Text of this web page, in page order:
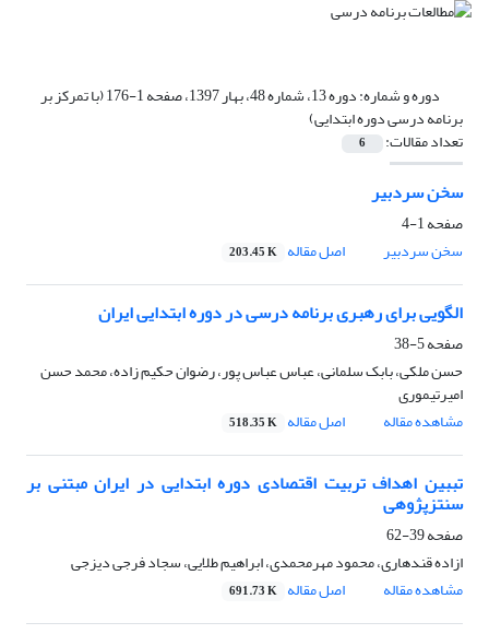
دوره و شماره: دوره 13، شماره 48، بهار 1397، صفحه 1-176 (با تمرکز بر
برنامه درسی دوره ابتدایی)
تعداد مقالات: 6
سخن سردبیر
صفحه1-4
سخن سردبیر
اصل مقاله 203.45 K
الگویی برای رهبری برنامه درسی در دوره ابتدایی ایران
صفحه5-38
حسن ملکی، بابک سلمانی، عباس عباس پور، رضوان حکیم زاده، محمد حسن
امیرتیموری
مشاهده مقاله
اصل مقاله 518.35 K
تببین اهداف تربیت اقتصادی دوره ابتدایی در ایران مبتنی بر
سنتزپژوهی
صفحه39-62
ازاده قندهاری، محمود مهرمحمدی، ابراهیم طلایی، سجاد فرجی دیزجی
مشاهده مقاله
اصل مقاله 691.73 K